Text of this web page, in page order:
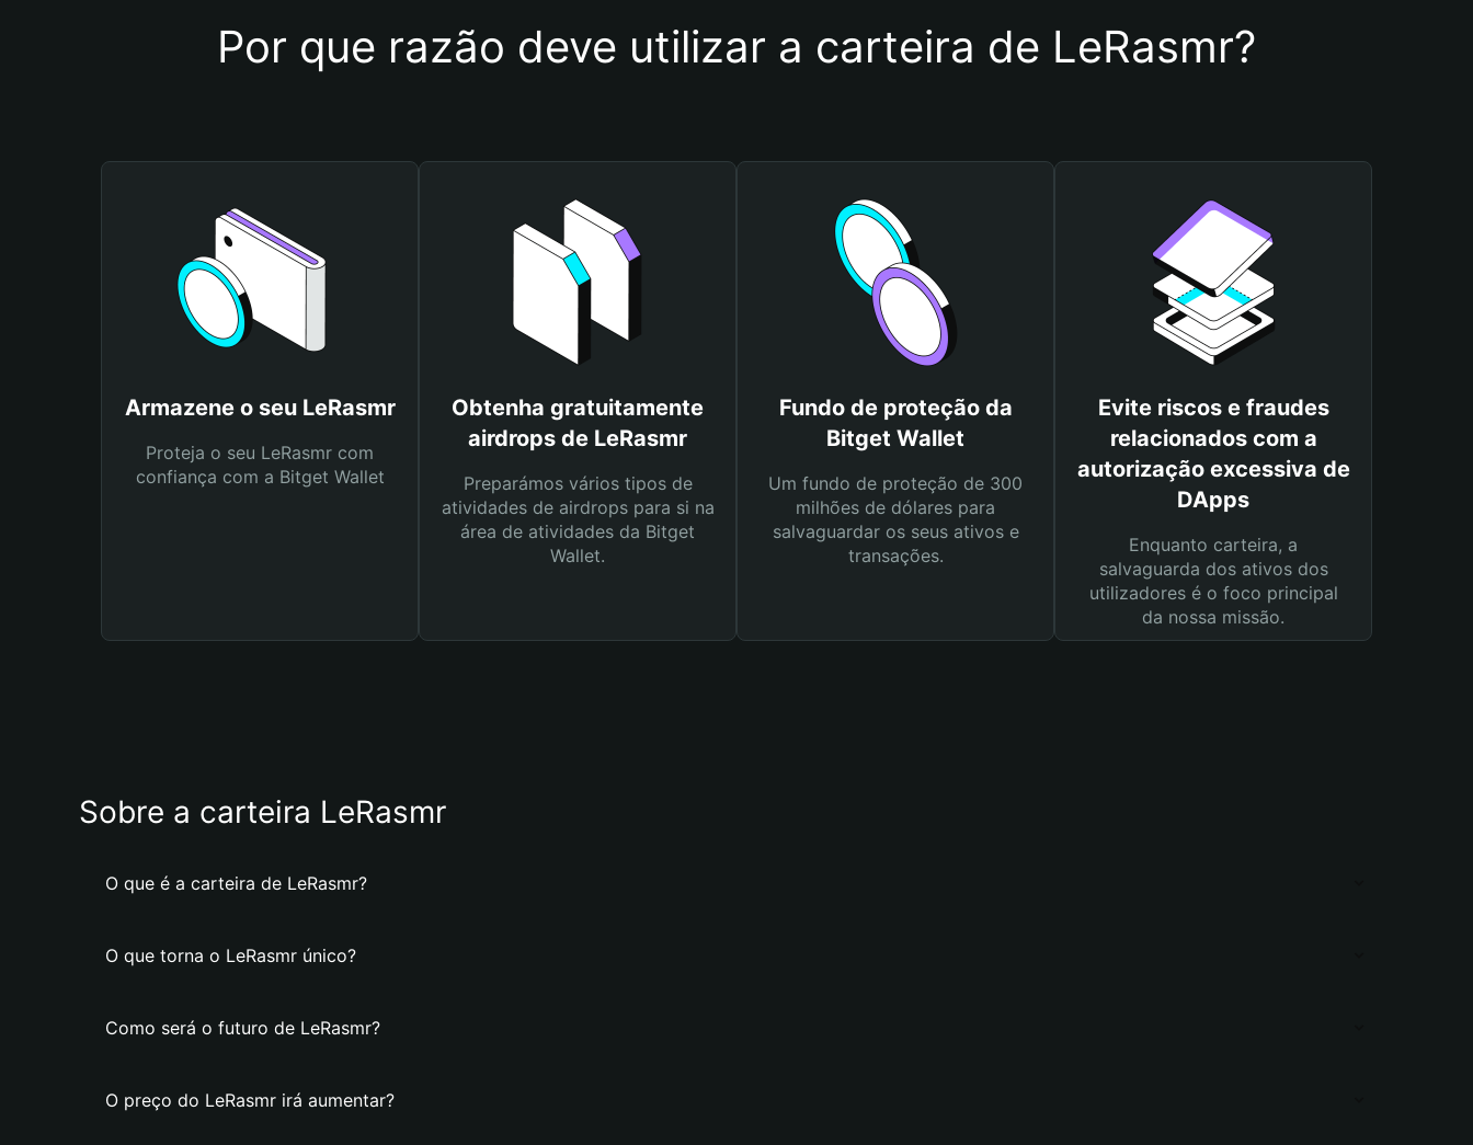
Por que razão deve utilizar a carteira de LeRasmr?
Armazene o seu LeRasmr
Proteja o seu LeRasmr com
confiança com a Bitget Wallet
Obtenha gratuitamente
airdrops de LeRasmr
Preparámos vários tipos de
atividades de airdrops para si na
área de atividades da Bitget
Wallet.
Fundo de proteção da
Bitget Wallet
Um fundo de proteção de 300
milhões de dólares para
salvaguardar os seus ativos e
transações.
Evite riscos e fraudes
relacionados com a
autorização excessiva de
DApps
Enquanto carteira, a
salvaguarda dos ativos dos
utilizadores é o foco principal
da nossa missão.
Sobre a carteira LeRasmr
O que é a carteira de LeRasmr?
O que torna o LeRasmr único?
Como será o futuro de LeRasmr?
O preço do LeRasmr irá aumentar?